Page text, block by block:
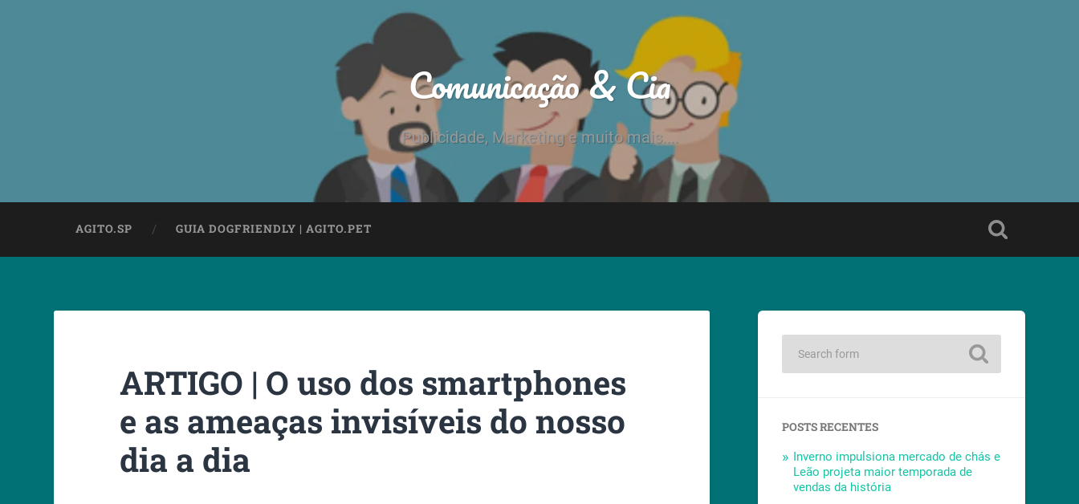
Comunicação & Cia
Publicidade, Marketing e muito mais....
AGITO.SP GUIA DOGFRIENDLY | AGITO.PET
ARTIGO | O uso dos smartphones
e as ameaças invisíveis do nosso
dia a dia
POSTS RECENTES
Inverno impulsiona mercado de chás e
Leão projeta maior temporada de
vendas da história